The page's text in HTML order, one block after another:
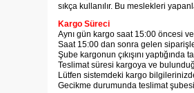
sıkça kullanılır. Bu meslekleri
Kargo Süreci
Aynı gün kargo saat 15:00 öncesi
Saat 15:00 dan sonra gelen
Şube kargonun çıkışını
Teslimat süresi kargoya ve
Lütfen sistemdeki kargo
Gecikme durumunda teslimat